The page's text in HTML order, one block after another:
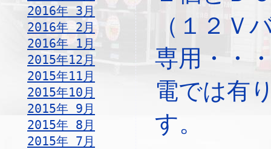
2016年 3月
2016年 2月
2016年 1月
2015年12月
2015年11月
2015年10月
2015年 9月
2015年 8月
2015年 7月
（１２Ｖ
専用・・
電では有
す。